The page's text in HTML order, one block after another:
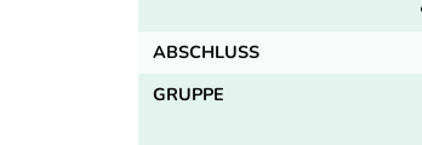
ABSCHLUSS
GRUPPE